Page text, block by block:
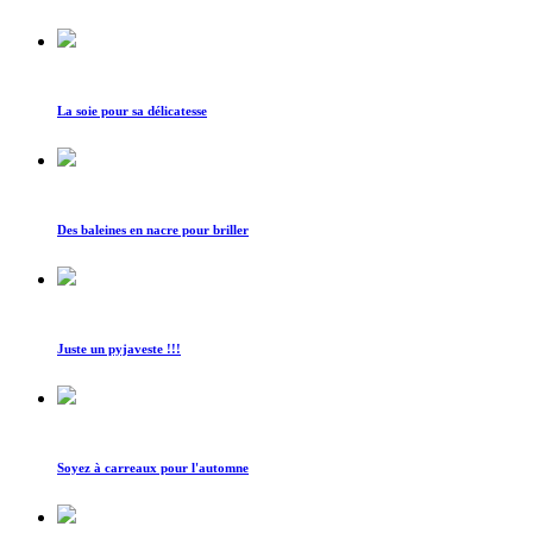
La soie pour sa délicatesse
Des baleines en nacre pour briller
Juste un pyjaveste !!!
Soyez à carreaux pour l'automne